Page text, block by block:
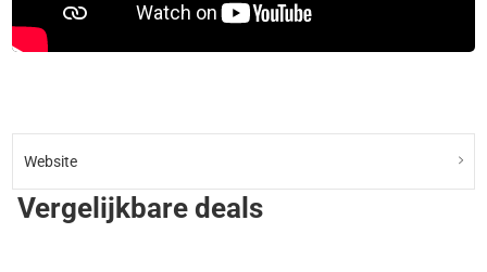
Website
Vergelijkbare deals